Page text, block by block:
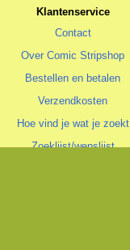
Klantenservice
Contact
Over Comic Stripshop
Bestellen en betalen
Verzendkosten
Hoe vind je wat je zoekt
Zoeklijst/wenslijst